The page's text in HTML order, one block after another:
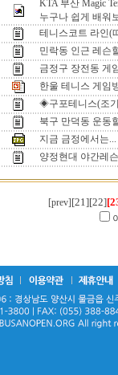
KTA 부산 Magic
누구나 쉽게 배워
테니스코트 라인(
민락동 인근 레슨
금정구 장전동 게
한울 테니스 게임
◈구포테니스(조
북구 만덕동 운동
지금 금정에서는...
양정현대 야간레
[prev] [21][22]